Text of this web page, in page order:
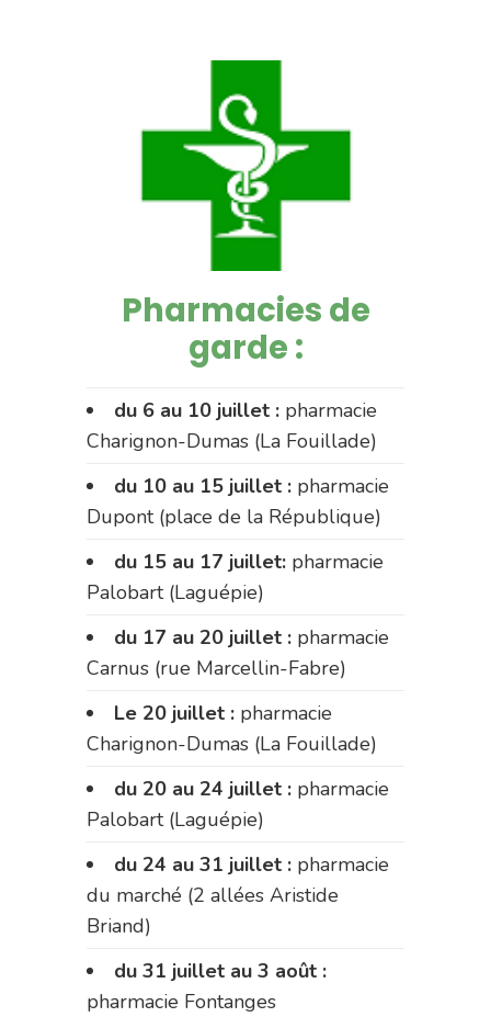
Pharmacies de
garde :
du 6 au 10 juillet : pharmacie
Charignon-Dumas (La Fouillade)
du 10 au 15 juillet : pharmacie
Dupont (place de la République)
du 15 au 17 juillet: pharmacie
Palobart (Laguépie)
du 17 au 20 juillet : pharmacie
Carnus (rue Marcellin-Fabre)
Le 20 juillet : pharmacie
Charignon-Dumas (La Fouillade)
du 20 au 24 juillet : pharmacie
Palobart (Laguépie)
du 24 au 31 juillet : pharmacie
du marché (2 allées Aristide
Briand)
du 31 juillet au 3 août :
pharmacie Fontanges